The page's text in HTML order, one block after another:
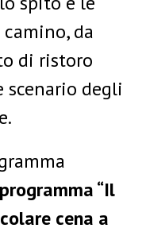
da
di ristoro
degli
“Il
cena a